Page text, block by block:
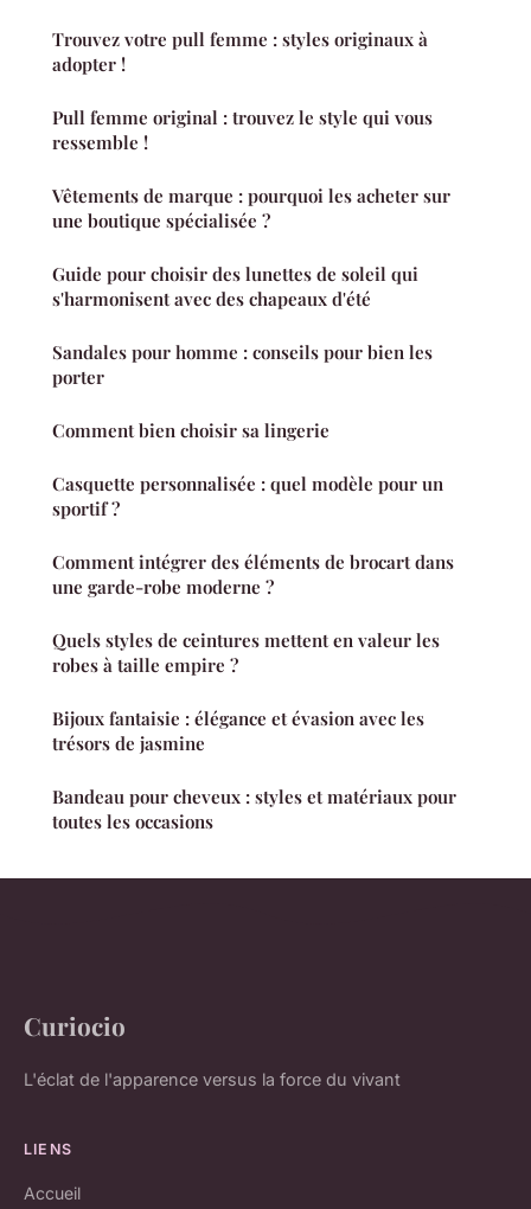
Trouvez votre pull femme : styles originaux à
adopter !
Pull femme original : trouvez le style qui vous
ressemble !
Vêtements de marque : pourquoi les acheter sur
une boutique spécialisée ?
Guide pour choisir des lunettes de soleil qui
s'harmonisent avec des chapeaux d'été
Sandales pour homme : conseils pour bien les
porter
Comment bien choisir sa lingerie
Casquette personnalisée : quel modèle pour un
sportif ?
Comment intégrer des éléments de brocart dans
une garde-robe moderne ?
Quels styles de ceintures mettent en valeur les
robes à taille empire ?
Bijoux fantaisie : élégance et évasion avec les
trésors de jasmine
Bandeau pour cheveux : styles et matériaux pour
toutes les occasions
Curiocio
L'éclat de l'apparence versus la force du vivant
LIENS
Accueil